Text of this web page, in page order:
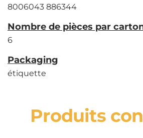
8006043 886344
Nombre de pièces par
6
Packaging
étiquette
Produits